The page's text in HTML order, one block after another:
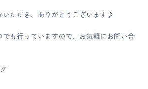
いただき、ありがとうございます♪
でも行っていますので、お気軽にお問い合